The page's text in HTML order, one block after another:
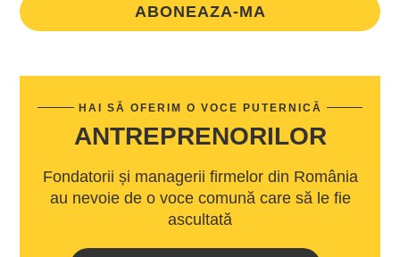
ABONEAZA-MA
HAI SĂ OFERIM O VOCE PUTERNICĂ
ANTREPRENORILOR
Fondatorii și managerii firmelor din România
au nevoie de o voce comună care să le fie
ascultată